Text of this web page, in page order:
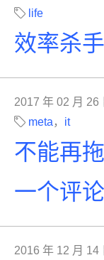
life
效率杀
2017 年 02 月 26
meta ， it
不能再
一个评
2016 年 12 月 14